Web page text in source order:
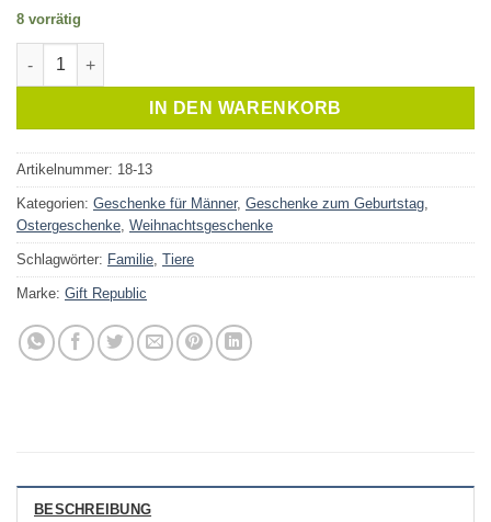
8 vorrätig
Hunde Quiz Menge
IN DEN WARENKORB
Artikelnummer: 18-13
Kategorien: Geschenke für Männer, Geschenke zum Geburtstag,
Ostergeschenke, Weihnachtsgeschenke
Schlagwörter: Familie, Tiere
Marke: Gift Republic
BESCHREIBUNG